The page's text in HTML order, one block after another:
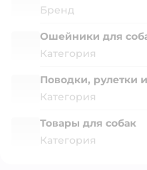
Бренд
Ошейники для
Категория
Поводки, рулетки
Категория
Товары для собак
Категория